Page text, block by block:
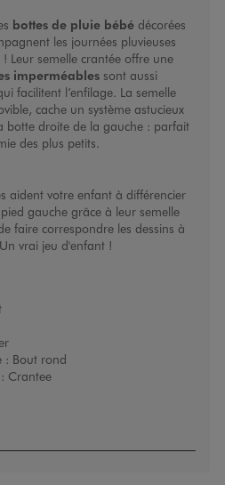
bottes de pluie bébédécorées
les journées pluvieuses
Leur semelle crantée offre une
imperméablessont aussi
facilitent l’enfilage. La semelle
cache un système astucieux
botte droite de la gauche : parfait
des plus petits.
aident votre enfant à différencier
gauche grâce à leur semelle
faire correspondre les dessins à
vrai jeu d'enfant !
: Bout rond
Crantee